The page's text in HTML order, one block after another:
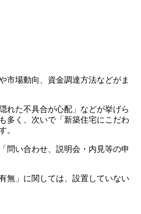
市場動向、資金調達方法などがま
れた不具合が心配」などが挙げら
多く、次いで「新築住宅にこだわ
。
問い合わせ、説明会・内見等の申
無」に関しては、設置していない